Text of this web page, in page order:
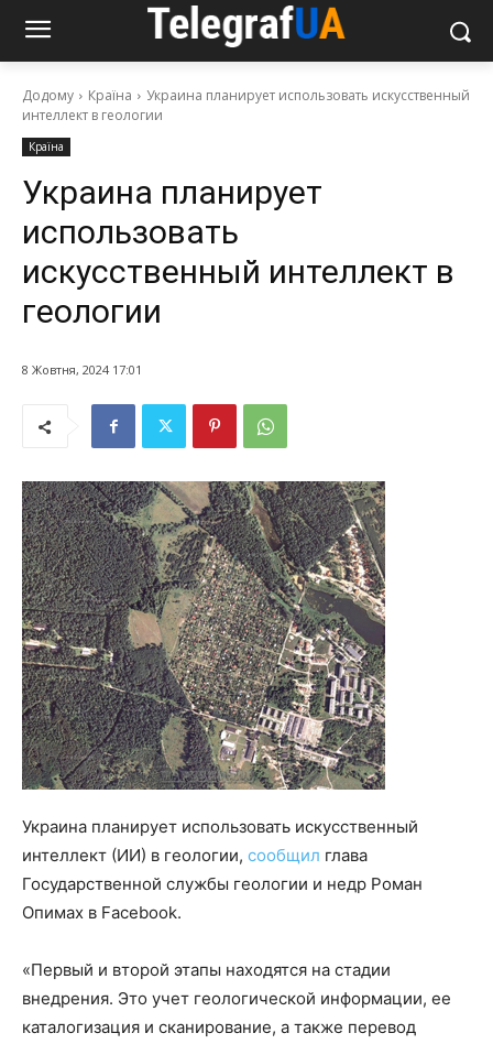
Додому Країна
Украина планирует использовать искусственный
интеллект в геологии
Країна
Украина планирует
использовать
искусственный интеллект в
геологии
8 Жовтня, 2024 17:01
Украина планирует использовать искусственный
интеллект (ИИ) в геологии, сообщил глава
Государственной службы геологии и недр Роман
Опимах в Facebook.
«Первый и второй этапы находятся на стадии
внедрения. Это учет геологической информации, ее
каталогизация и сканирование, а также перевод